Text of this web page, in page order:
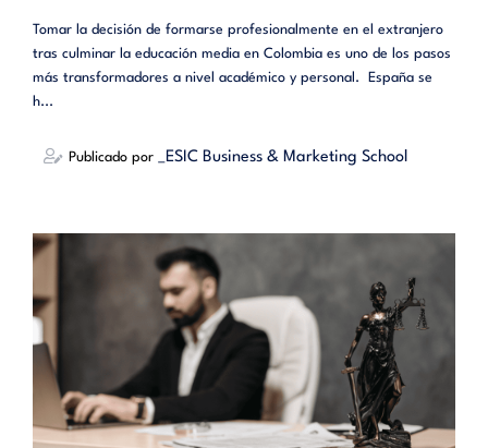
Tomar la decisión de formarse profesionalmente en el extranjero
tras culminar la educación media en Colombia es uno de los pasos
más transformadores a nivel académico y personal. España se
h...
Publicado por _ESIC Business & Marketing School